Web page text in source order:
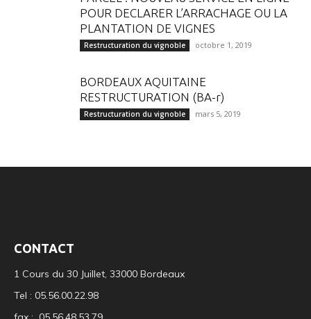
POUR DECLARER L’ARRACHAGE OU LA
PLANTATION DE VIGNES
Restructuration du vignoble octobre 1, 2019
BORDEAUX AQUITAINE
RESTRUCTURATION (BA-r)
Restructuration du vignoble mars 5, 2019
CONTACT
1 Cours du 30 Juillet, 33000 Bordeaux
Tel : 05.56.00.22.98